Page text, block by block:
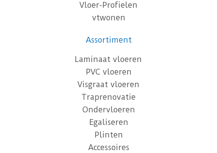
Vloer-Profielen
vtwonen
Assortiment
Laminaat vloeren
PVC vloeren
Visgraat vloeren
Traprenovatie
Ondervloeren
Egaliseren
Plinten
Accessoires